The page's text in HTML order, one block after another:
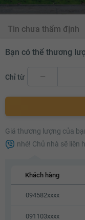
Tin chưa thẩm định
Bạn có thể thương
Chỉ từ
Giá thương lượng của
nhé! Chủ nhà sẽ liên
Khách hàng
094582xxxx
091103xxxx